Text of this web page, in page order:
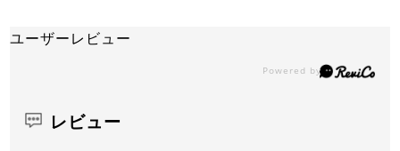
ユーザーレビュー
レビュー